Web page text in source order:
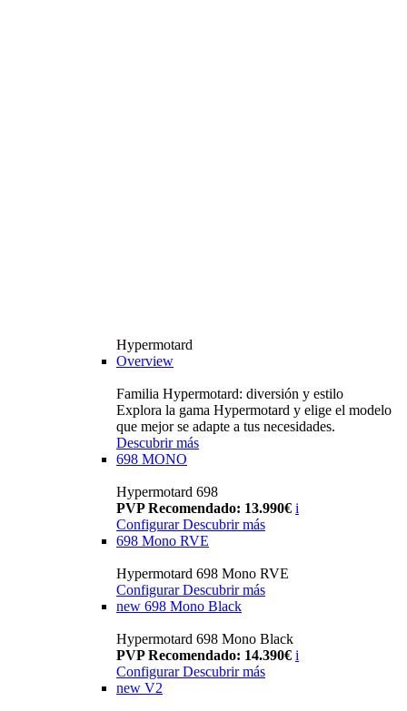
Hypermotard
Overview
Familia Hypermotard: diversión y estilo
Explora la gama Hypermotard y elige el modelo
que mejor se adapte a tus necesidades.
Descubrir más
698 MONO
Hypermotard 698
PVP Recomendado: 13.990€ i
ConfigurarDescubrir más
698 Mono RVE
Hypermotard 698 Mono RVE
Configurar Descubrir más
new 698 Mono Black
Hypermotard 698 Mono Black
PVP Recomendado: 14.390€ i
Configurar Descubrir más
new V2